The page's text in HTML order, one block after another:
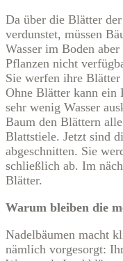
Da über die Blätter
verdunstet, müssen
Wasser im Boden
Pflanzen nicht
Sie werfen ihre
Ohne Blätter kann
sehr wenig Wasser
Baum den Blättern
Blattstiele. Jetzt sind
abgeschnitten. Sie
schließlich ab. Im
Blätter.
Warum bleiben die
Nadelbäumen macht
nämlich vorgesorgt: